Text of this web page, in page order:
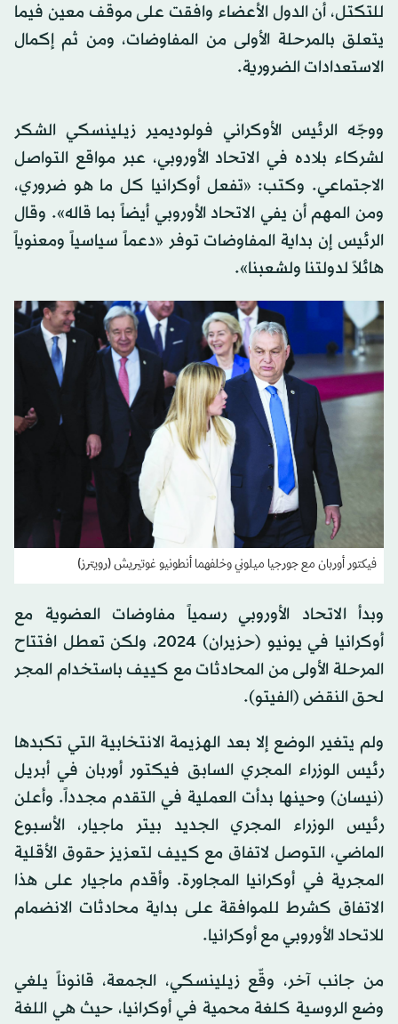
للتكتل، أن الدول الأعضاء وافقت على موقف معين فيما
يتعلق بالمرحلة الأولى من المفاوضات، ومن ثم إكمال
الاستعدادات الضرورية.
ووجّه الرئيس الأوكراني فولوديمير زيلينسكي الشكر
لشركاء بلاده في الاتحاد الأوروبي، عبر مواقع التواصل
الاجتماعي. وكتب: «تفعل أوكرانيا كل ما هو ضروري،
ومن المهم أن يفي الاتحاد الأوروبي أيضاً بما قاله». وقال
الرئيس إن بداية المفاوضات توفر «دعماً سياسياً ومعنوياً
هائلاً لدولتنا ولشعبنا».
فيكتور أوربان مع جورجيا ميلوني وخلفهما أنطونيو غوتيريش (رويترز)
وبدأ الاتحاد الأوروبي رسمياً مفاوضات العضوية مع
أوكرانيا في يونيو (حزيران) 2024، ولكن تعطل افتتاح
المرحلة الأولى من المحادثات مع كييف باستخدام المجر
لحق النقض (الفيتو).
ولم يتغير الوضع إلا بعد الهزيمة الانتخابية التي تكبدها
رئيس الوزراء المجري السابق فيكتور أوربان في أبريل
(نيسان) وحينها بدأت العملية في التقدم مجدداً. وأعلن
رئيس الوزراء المجري الجديد بيتر ماجيار، الأسبوع
الماضي، التوصل لاتفاق مع كييف لتعزيز حقوق الأقلية
المجرية في أوكرانيا المجاورة. وأقدم ماجيار على هذا
الاتفاق كشرط للموافقة على بداية محادثات الانضمام
للاتحاد الأوروبي مع أوكرانيا.
من جانب آخر، وقّع زيلينسكي، الجمعة، قانوناً يلغي
وضع الروسية كلغة محمية في أوكرانيا، حيث هي اللغة